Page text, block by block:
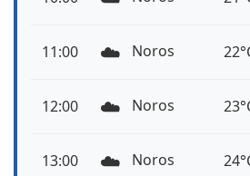
11:00 ☁️ Noros
12:00 ☁️ Noros
13:00 ☁️ Noros